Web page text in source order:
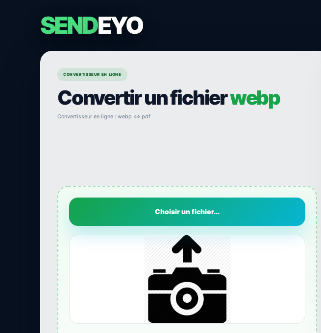
SENDEYO
CONVERTISSEUR EN LIGNE
Convertir un fichierwebp
Convertisseur en ligne : webp ⇔ pdf
Choisir un fichier...